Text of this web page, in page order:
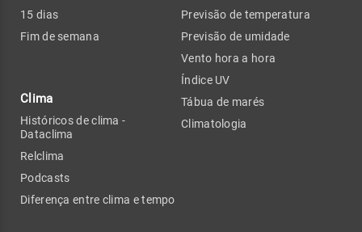
15 dias
Fim de semana
Clima
Históricos de clima -
Dataclima
Relclima
Podcasts
Diferença entre clima e tempo
Previsão de temperatura
Previsão de umidade
Vento hora a hora
Índice UV
Tábua de marés
Climatologia